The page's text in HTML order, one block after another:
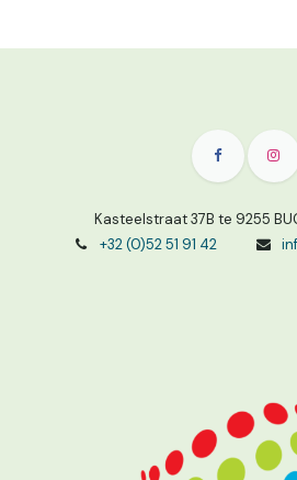
Kasteelstraat 37B te 9255
+32 (0)52 51 91 42